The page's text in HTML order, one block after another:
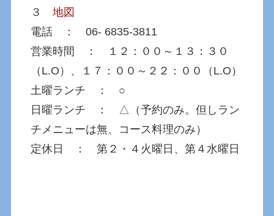
３地図
電話 ： 06- 6835-3811
営業時間 ： １２：００～１３：３０
（L.O）、１７：００～２２：００（L.O）
土曜ランチ ： ○
日曜ランチ ： △（予約のみ。但しラン
チメニューは無、コース料理のみ）
定休日 ： 第２・４火曜日、第４水曜日